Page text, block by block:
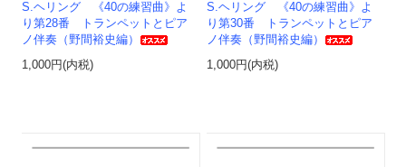
S.ヘリング 《40の練習曲》よ
り第28番 トランペットとピア
ノ伴奏（野間裕史編）
1,000円(内税)
S.ヘリング 《40の練習曲》よ
り第30番 トランペットとピア
ノ伴奏（野間裕史編）
1,000円(内税)